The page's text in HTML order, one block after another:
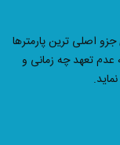
اصلی ترین پارمترها
تعهد چه زمانی و